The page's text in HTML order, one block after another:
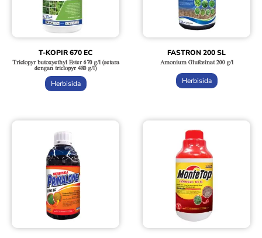
T-KOPIR 670 EC
Triclopyr butoxyethyl Ester 670 g/l (setara
dengan triclopyr 480 g/l)
Herbisida
FASTRON 200 SL
Amonium Glufosinat 200 g/l
Herbisida